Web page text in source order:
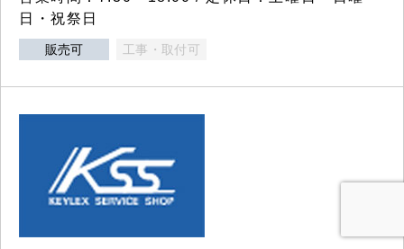
日・祝祭日
販売可 工事・取付可